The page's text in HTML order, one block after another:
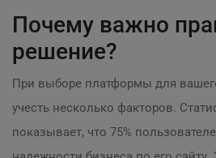
Почему важно
решение?
При выборе платформы для
учесть несколько факторов.
показывает, что 75%